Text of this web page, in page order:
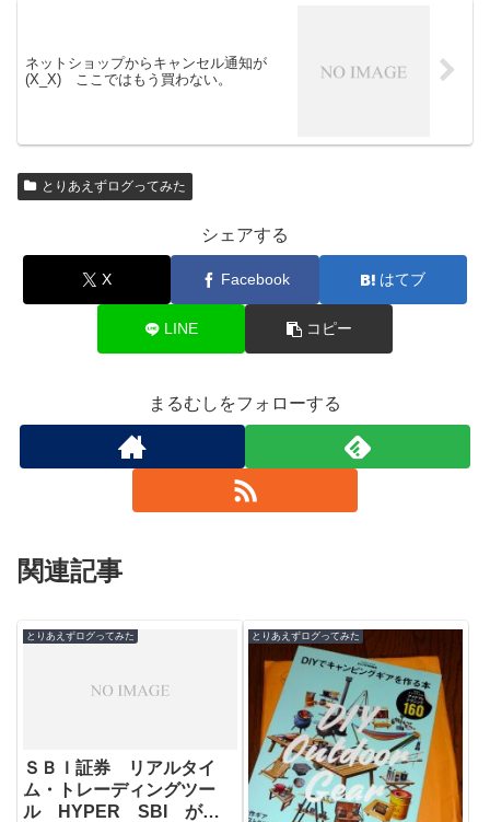
ネットショップからキャンセル通知が
(X_X) ここではもう買わない。
とりあえずログってみた
シェアする
X Facebook はてブ
LINE コピー
まるむしをフォローする
関連記事
とりあえずログってみた
ＳＢＩ証券 リアルタイ
ム・トレーディングツー
ル HYPER SBI が誤
とりあえずログってみた